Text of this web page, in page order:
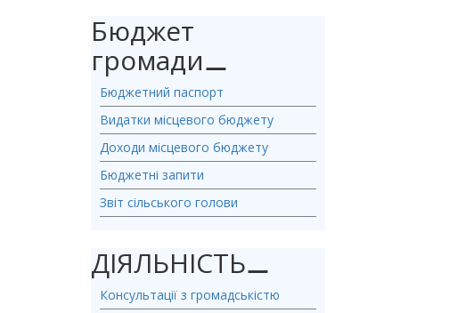
Бюджет
громади⚊
Бюджетний паспорт
Видатки місцевого бюджету
Доходи місцевого бюджету
Бюджетні запити
Звіт сільського голови
ДІЯЛЬНІСТЬ⚊
Консультації з громадськістю